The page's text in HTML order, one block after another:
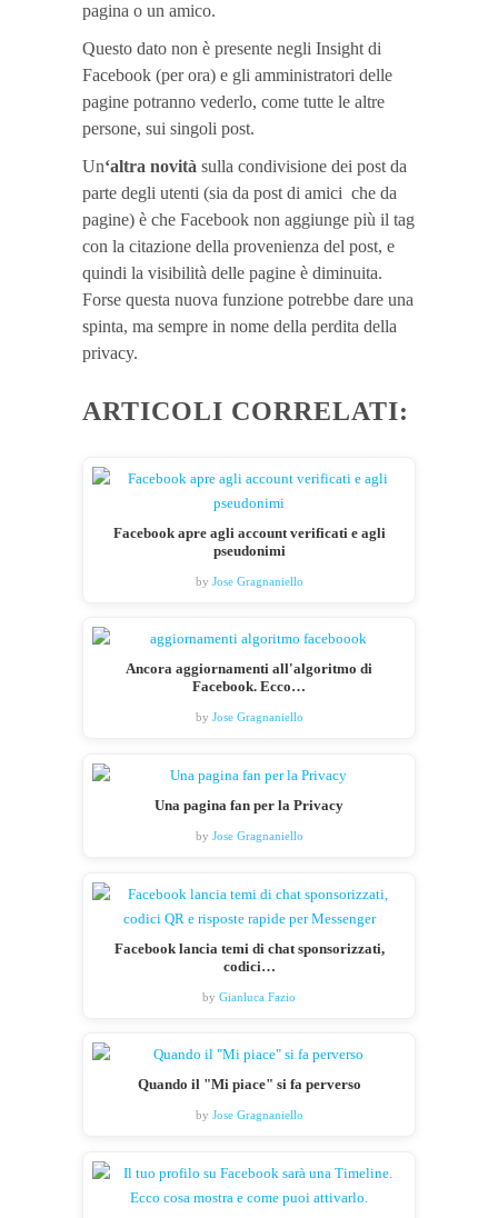
pagina o un amico.
Questo dato non è presente negli Insight di
Facebook (per ora) e gli amministratori delle
pagine potranno vederlo, come tutte le altre
persone, sui singoli post.
Un‘altra novità sulla condivisione dei post da
parte degli utenti (sia da post di amici che da
pagine) è che Facebook non aggiunge più il tag
con la citazione della provenienza del post, e
quindi la visibilità delle pagine è diminuita.
Forse questa nuova funzione potrebbe dare una
spinta, ma sempre in nome della perdita della
privacy.
ARTICOLI CORRELATI:
Facebook apre agli account verificati e agli
pseudonimi
by Jose Gragnaniello
Ancora aggiornamenti all'algoritmo di
Facebook. Ecco…
by Jose Gragnaniello
Una pagina fan per la Privacy
by Jose Gragnaniello
Facebook lancia temi di chat sponsorizzati,
codici…
by Gianluca Fazio
Quando il "Mi piace" si fa perverso
by Jose Gragnaniello